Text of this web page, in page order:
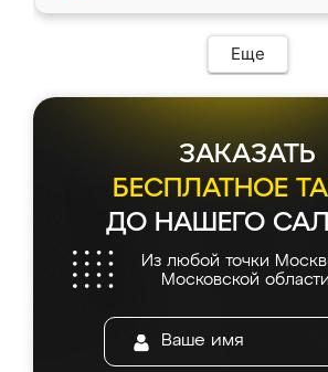
Еще
ЗАКАЗАТЬ
БЕСПЛАТНОЕ
ДО НАШЕГО
Из любой точки
Московской